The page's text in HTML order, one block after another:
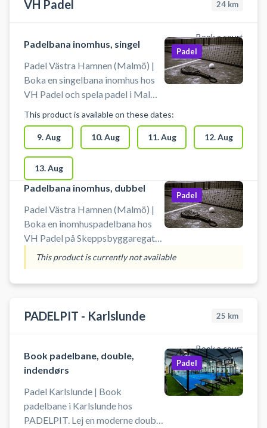
VH Padel 24 km
Book a court
Padelbana inomhus, singel
Padel Västra Hamnen (Malmö) |
Boka en singelbana inomhus hos
VH Padel och spela padel i Malmö
Skeppsbyggaregatan 7. Padel
anläggningen har en singelbana
inomhus, 12 meters takhöjd,
lounge, toalett och parkering
direkt utanför. Hyr racket och köp
bollar, snacks och dryck i
automaten när receptionen är
obemannad. Tidigare känt som
PDL Center Malmö.
Padel
This product is available on these dates:
9. Aug 10. Aug 11. Aug 12. Aug
13. Aug
Padelbana inomhus, dubbel
Padel Västra Hamnen (Malmö) |
Boka en inomhuspadelbana hos
VH Padel på Skeppsbyggaregatan
7. Anläggningen har 11
dubbelbanor inomhus, hela 12
meters takhöjd, lounge, toalett
racket och köp bollar, snacks och
dryck i automaten när receptionen
PDL Center Malmö.
Padel
This product is currently not available
PADELPIT - Karlslunde 25 km
Book a court
Book padelbane, double,
indendørs
Padel Karlslunde | Book
padelbane i Karlslunde hos
PADELPIT. Lej en moderne double
Padel